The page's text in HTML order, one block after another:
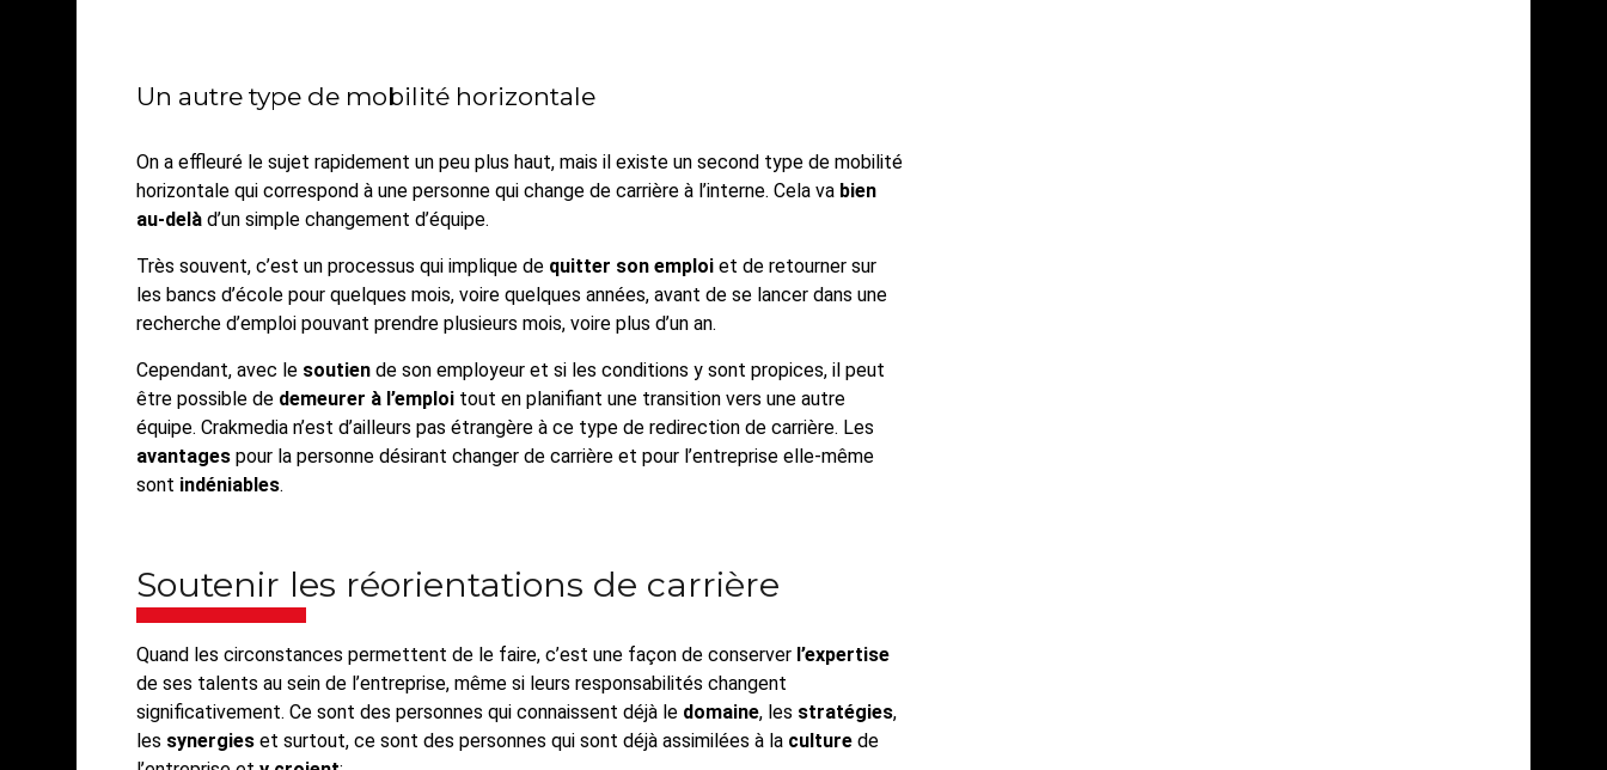
Un autre type de mobilité horizontale
On a effleuré le sujet rapidement un peu plus haut, mais il existe un second type de mobilité
horizontale qui correspond à une personne qui change de carrière à l’interne. Cela va bien
au-delà d’un simple changement d’équipe.
Très souvent, c’est un processus qui implique de quitter son emploi et de retourner sur
les bancs d’école pour quelques mois, voire quelques années, avant de se lancer dans une
recherche d’emploi pouvant prendre plusieurs mois, voire plus d’un an.
Cependant, avec le soutien de son employeur et si les conditions y sont propices, il peut
être possible de demeurer à l’emploi tout en planifiant une transition vers une autre
équipe. Crakmedia n’est d’ailleurs pas étrangère à ce type de redirection de carrière. Les
avantages pour la personne désirant changer de carrière et pour l’entreprise elle-même
sont indéniables.
Soutenir les réorientations de carrière
Quand les circonstances permettent de le faire, c’est une façon de conserver l’expertise
de ses talents au sein de l’entreprise, même si leurs responsabilités changent
significativement. Ce sont des personnes qui connaissent déjà le domaine, les stratégies,
les synergies et surtout, ce sont des personnes qui sont déjà assimilées à la culture de